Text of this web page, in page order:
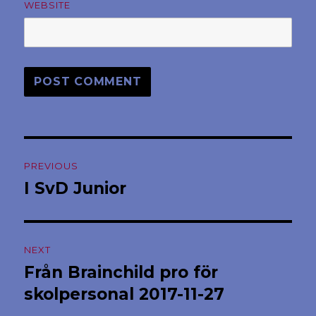
WEBSITE
navigation
PREVIOUS
Previous
I SvD Junior
NEXT
Next
post:
Från Brainchild pro för
skolpersonal 2017-11-27